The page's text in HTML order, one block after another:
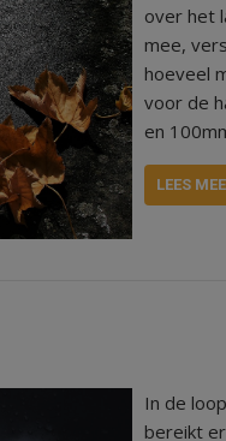
over het
mee,
hoeveel
voor de
en
LEES
In de
bereikt